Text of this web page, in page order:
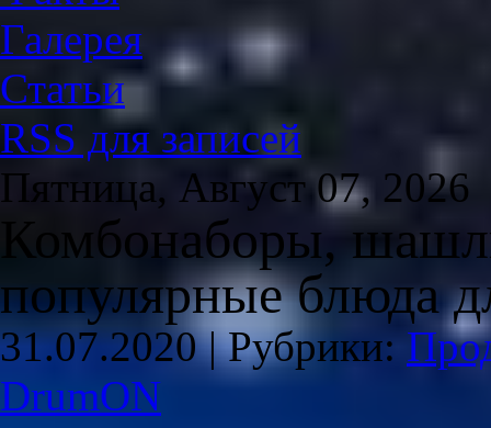
Галерея
Статьи
RSS для записей
Пятница, Август 07, 2026
Комбонаборы,
популярные блюда
31.07.2020 |Рубрики:
DrumON